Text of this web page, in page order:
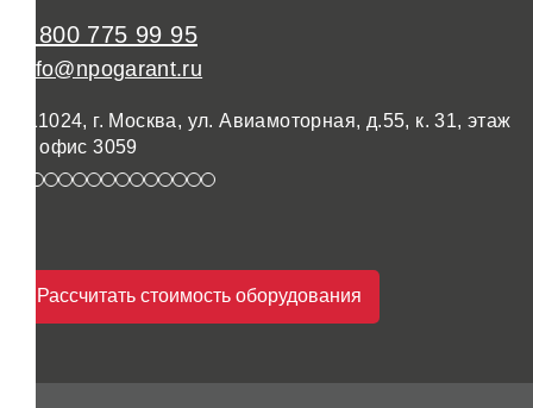
8 800 775 99 95
info@npogarant.ru
111024, г. Москва, ул. Авиамоторная, д.55, к. 31, этаж
3, офис 3059
Рассчитать стоимость оборудования